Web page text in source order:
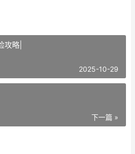
攻略|
2025-10-29
下一篇 »